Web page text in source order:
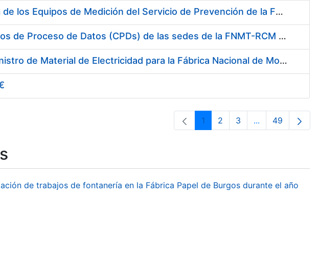
Servicio de Calibración y Verificación Externa de los Equipos de Medición del Servicio de Prevención de la FNMT-RCM
Conexión mediante Fibra Óptica de los Centros de Proceso de Datos (CPDs) de las sedes de la FNMT-RCM de Burgos y Madrid
Contratación de acuerdo marco para el Suministro de Material de Electricidad para la Fábrica Nacional de Moneda y Timbre-Real Casa de la Moneda en su centro de trabajo de Burgos
Página
1 Página
2 Página
3 ...PáginasPágina
49
de trabajos de fontanería en la Fábrica Papel de Burgos durante el año